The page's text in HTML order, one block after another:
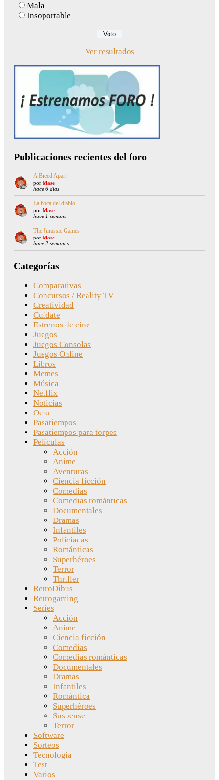
Mala
Insoportable
Ver resultados
Publicaciones recientes del foro
A Breed Apart
por Mase
hace 6 días
La boca del diablo
por Mase
hace 1 semana
The Jurassic Games
por Mase
hace 2 semanas
Categorías
Comparativas
Concursos / Reality TV
Creatividad
Cuídate
Estrenos de cine
Juegos
Juegos Consolas
Juegos Online
Libros
Memes
Música
Netflix
Noticias
Ocio
Pasatiempos
Pasatiempos para torpes
Películas
Acción
Anime
Aventuras
Ciencia ficción
Comedias
Comedias románticas
Documentales
Dramas
Infantiles
Policíacas
Románticas
Superhéroes
Terror
Thriller
RetroDibus
Retrogaming
Series
Acción
Anime
Ciencia ficción
Comedias
Comedias románticas
Documentales
Dramas
Infantiles
Romántica
Superhéroes
Suspense
Terror
Software
Sorteos
Tecnología
Test
Varios